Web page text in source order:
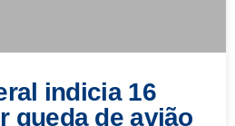
indicia 16
queda de avião